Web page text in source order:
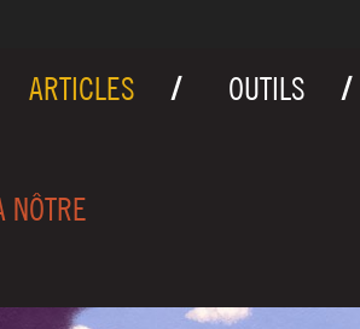
ARTICLES OUTILS
NÔTRE